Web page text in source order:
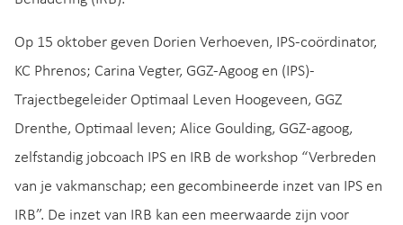
Op 15 oktober geven Dorien Verhoeven, IPS-coördinator,
KC Phrenos; Carina Vegter, GGZ-Agoog en (IPS)-
Trajectbegeleider Optimaal Leven Hoogeveen, GGZ
Drenthe, Optimaal leven; Alice Goulding, GGZ-agoog,
zelfstandig jobcoach IPS en IRB de workshop “Verbreden
van je vakmanschap; een gecombineerde inzet van IPS en
IRB”. De inzet van IRB kan een meerwaarde zijn voor